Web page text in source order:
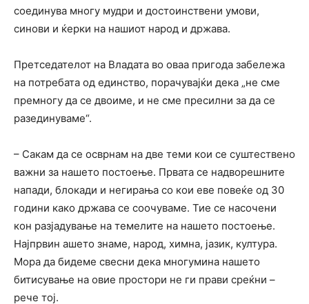
соединува многу мудри и достоинствени умови,
синови и ќерки на нашиот народ и држава.
Претседателот на Владата во оваа пригода забележа
на потребата од единство, порачувајќи дека „не сме
премногу да се двоиме, и не сме пресилни за да се
разединуваме“.
– Сакам да се осврнам на две теми кои се суштествено
важни за нашето постоење. Првата се надворешните
напади, блокади и негирања со кои еве повеќе од 30
години како држава се соочуваме. Тие се насочени
кон разјадување на темелите на нашето постоење.
Најпрвин ашето знаме, народ, химна, јазик, култура.
Мора да бидеме свесни дека многумина нашето
битисување на овие простори не ги прави среќни –
рече тој.